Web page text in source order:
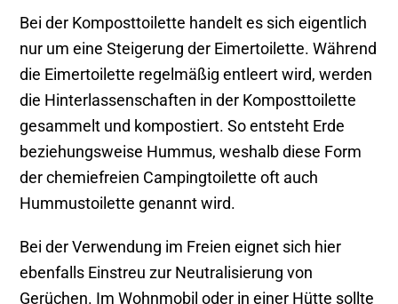
Bei der Komposttoilette handelt es sich eigentlich
nur um eine Steigerung der Eimertoilette. Während
die Eimertoilette regelmäßig entleert wird, werden
die Hinterlassenschaften in der Komposttoilette
gesammelt und kompostiert. So entsteht Erde
beziehungsweise Hummus, weshalb diese Form
der chemiefreien Campingtoilette oft auch
Hummustoilette genannt wird.
Bei der Verwendung im Freien eignet sich hier
ebenfalls Einstreu zur Neutralisierung von
Gerüchen. Im Wohnmobil oder in einer Hütte sollte